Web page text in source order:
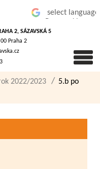
2, SÁZAVSKÁ 5
Praha 2
2022/2023
5.b po